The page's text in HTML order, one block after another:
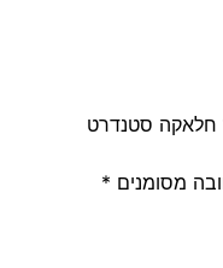
חלאקה סטנדרט
מסומנים *